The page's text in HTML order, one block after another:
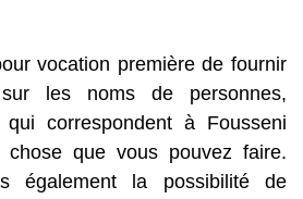
vocation première de fournir
les noms de personnes,
correspondent à Fousseni
que vous pouvez faire.
également la possibilité de